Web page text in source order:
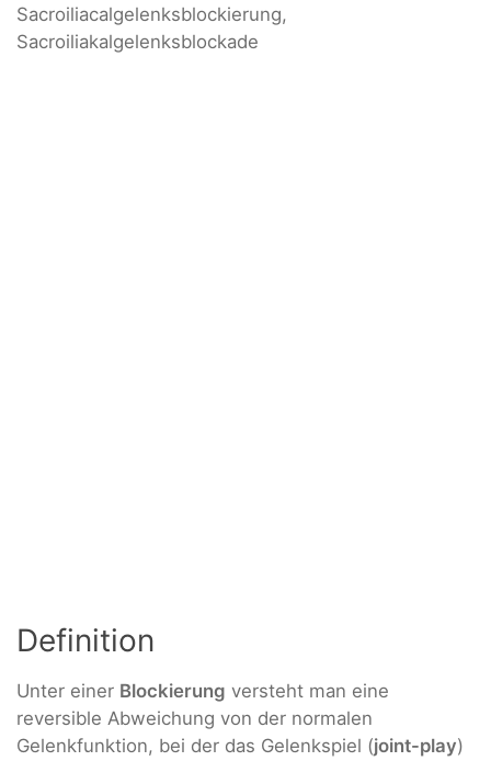
Sacroiliacalgelenksblockierung,
Sacroiliakalgelenksblockade
Definition
Unter einer Blockierung versteht man eine
reversible Abweichung von der normalen
Gelenkfunktion, bei der das Gelenkspiel (joint-play)